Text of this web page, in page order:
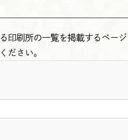
印刷所の一覧を掲載するペー
ださい。